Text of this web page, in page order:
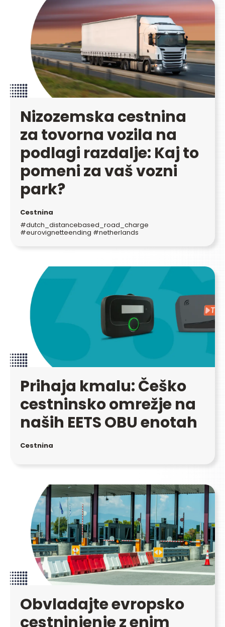
Nizozemska cestnina
za tovorna vozila na
podlagi razdalje: Kaj to
pomeni za vaš vozni
park?
Cestnina
#dutch_distancebased_road_charge
#eurovignetteending #netherlands
Prihaja kmalu: Češko
cestninsko omrežje na
naših EETS OBU enotah
Cestnina
Obvladajte evropsko
cestninjenje z enim